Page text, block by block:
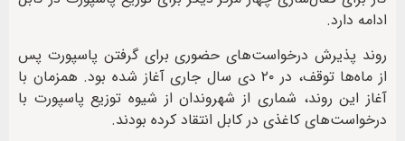
ادامه دارد.
روند پذیرش درخواست‌های حضوری برای گرفتن پاسپورت پس
از ماه‌ها توقف، در ۲۰ دی سال جاری آغاز شده بود. همزمان با
آغاز این روند، شماری از شهروندان از شیوه توزیع پاسپورت با
درخواست‌های کاغذی در کابل انتقاد کرده بودند.